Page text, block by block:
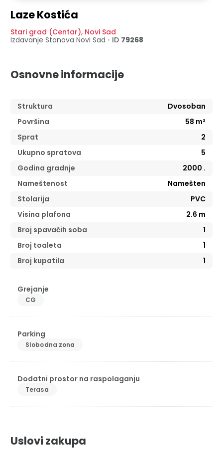
Laze Kostića
Stari grad (Centar), Novi Sad
Izdavanje Stanova Novi Sad • ID 79268
Osnovne informacije
Struktura
Dvosoban
Površina
58 m²
Sprat
2
Ukupno spratova
5
Godina gradnje
2000 .
Nameštenost
Namešten
Stolarija
PVC
Visina plafona
2.6 m
Broj spavaćih soba
1
Broj toaleta
1
Broj kupatila
1
Grejanje
CG
Parking
Slobodna zona
Dodatni prostor na raspolaganju
Terasa
Uslovi zakupa